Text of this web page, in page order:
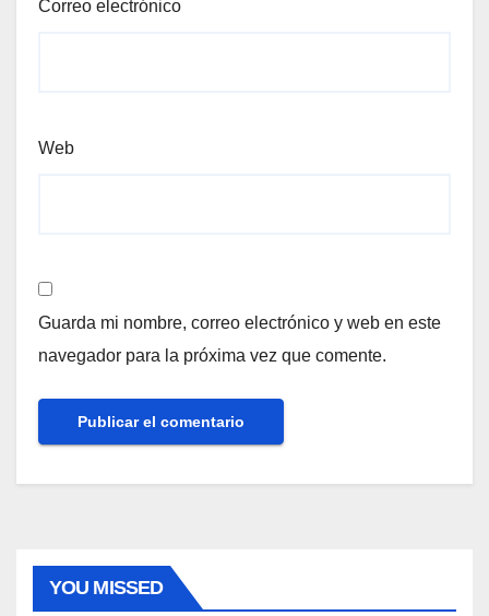
Correo electrónico
Web
Guarda mi nombre, correo electrónico y web en este
navegador para la próxima vez que comente.
YOU MISSED